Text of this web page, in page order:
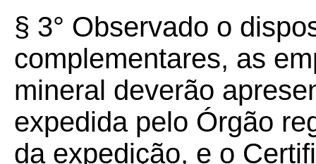
§ 3° Observado o
complementares, as
mineral deverão
expedida pelo Órgão
da expedição, e o